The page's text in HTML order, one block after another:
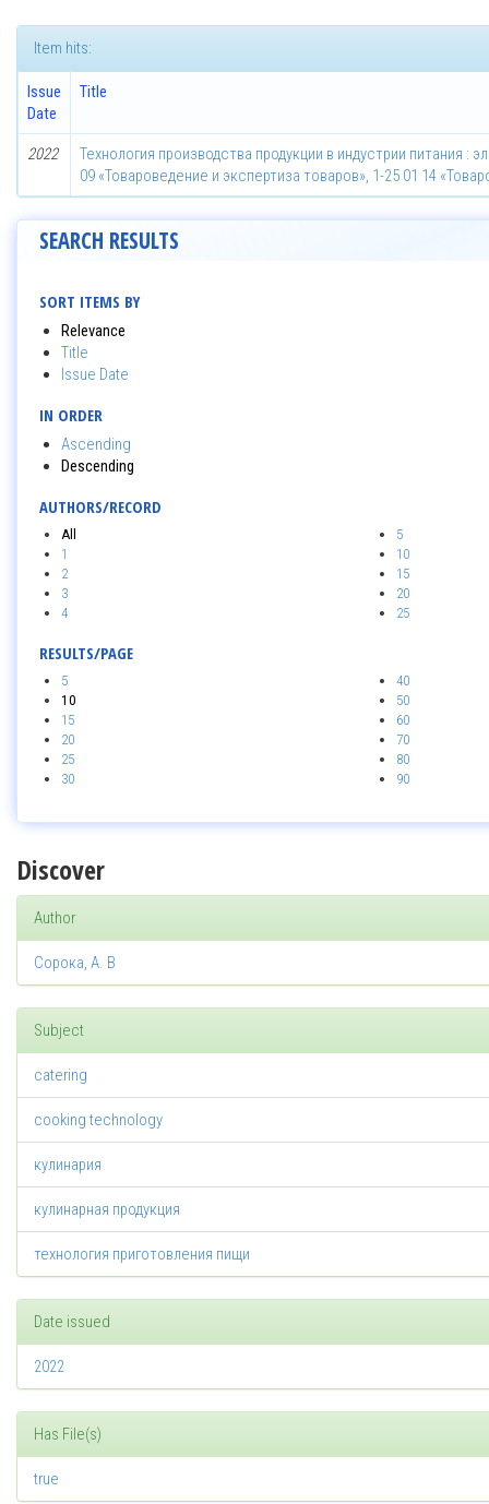
Item hits:
Issue
Date
Title
2022
Технология производства продукции в индустрии питания
09 «Товароведение и экспертиза товаров», 1-25 01 14
SEARCH RESULTS
SORT ITEMS BY
Relevance
Title
Issue Date
IN ORDER
Ascending
Descending
AUTHORS/RECORD
All
1
2
3
4
5
10
15
20
25
RESULTS/PAGE
5
10
15
20
25
30
40
50
60
70
80
90
Discover
Author
Сорока, А. В
Subject
catering
cooking technology
кулинария
кулинарная продукция
технология приготовления пищи
Date issued
2022
Has File(s)
true